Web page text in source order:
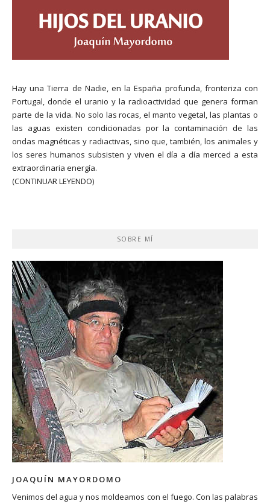
Hay una Tierra de Nadie, en la España profunda, fronteriza con
Portugal, donde el uranio y la radioactividad que genera forman
parte de la vida. No solo las rocas, el manto vegetal, las plantas o
las aguas existen condicionadas por la contaminación de las
ondas magnéticas y radiactivas, sino que, también, los animales y
los seres humanos subsisten y viven el día a día merced a esta
extraordinaria energía.
(CONTINUAR LEYENDO)
SOBRE MÍ
JOAQUÍN MAYORDOMO
Venimos del agua y nos moldeamos con el fuego. Con las palabras